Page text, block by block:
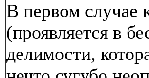
В первом случае
(проявляется в
делимости,